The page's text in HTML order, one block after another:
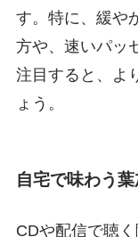
す。特に、緩や
方や、速いパッ
注目すると、よ
ょう。
自宅で味わう
CDや配信で聴